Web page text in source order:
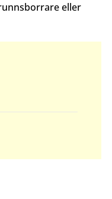
eller